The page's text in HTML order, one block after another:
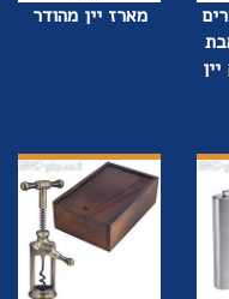
מארז יין מהודר